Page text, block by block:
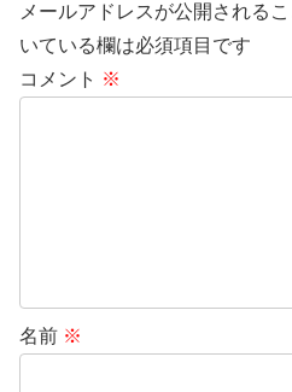
メールアドレスが公開されるこ
いている欄は必須項目です
コメント ※
名前 ※